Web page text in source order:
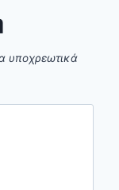
υποχρεωτικά